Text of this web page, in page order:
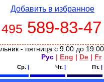
Добавить в избранное
589-83-47
- пятница с 9.00 до 19.00
Рус | Eng | De | Fr
Ср. | Чт. | Пт. |